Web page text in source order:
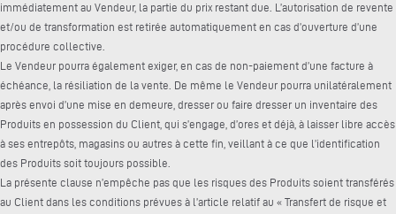
immédiatement au Vendeur, la partie du prix restant due. L’autorisation de revente
et/ou de transformation est retirée automatiquement en cas d’ouverture d’une
procédure collective.
Le Vendeur pourra également exiger, en cas de non-paiement d’une facture à
échéance, la résiliation de la vente. De même le Vendeur pourra unilatéralement
après envoi d’une mise en demeure, dresser ou faire dresser un inventaire des
Produits en possession du Client, qui s’engage, d’ores et déjà, à laisser libre accès
à ses entrepôts, magasins ou autres à cette fin, veillant à ce que l’identification
des Produits soit toujours possible.
La présente clause n’empêche pas que les risques des Produits soient transférés
au Client dans les conditions prévues à l’article relatif au « Transfert de risque et